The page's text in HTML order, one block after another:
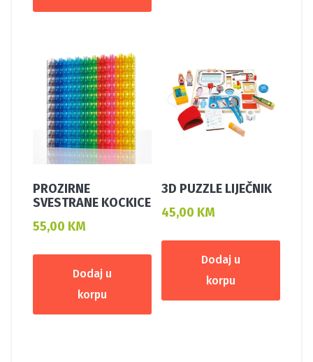
PROZIRNE
SVESTRANE KOCKICE
55,00 KM
Dodaj u
korpu
3D PUZZLE LIJEČNIK
45,00 KM
Dodaj u
korpu